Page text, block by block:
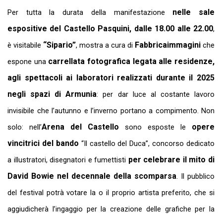
Per tutta la durata della manifestazione nelle sale
espositive del Castello Pasquini, dalle 18.00 alle 22.00,
è visitabile “Sipario”, mostra a cura di Fabbricaimmagini che
espone una carrellata fotografica legata alle residenze,
agli spettacoli ai laboratori realizzati durante il 2025
negli spazi di Armunia: per dar luce al costante lavoro
invisibile che l’autunno e l’inverno portano a compimento. Non
solo: nell’Arena del Castello sono esposte le opere
vincitrici del bando “Il castello del Duca”, concorso dedicato
a illustratori, disegnatori e fumettisti per celebrare il mito di
David Bowie nel decennale della scomparsa. Il pubblico
del festival potrà votare la o il proprio artista preferito, che si
aggiudicherà l’ingaggio per la creazione delle grafiche per la